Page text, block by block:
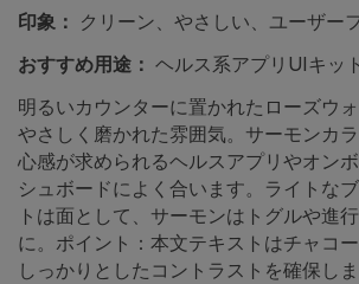
印象：
クリーン、やさしい、ユーザー
おすすめ用途： ヘルス系アプリUIキット
明るいカウンターに置かれたローズウォ
やさしく磨かれた雰囲気。サーモンカ
心感が求められるヘルスアプリやオン
シュボードによく合います。ライトな
トは面として、サーモンはトグルや進
に。ポイント：本文テキストはチャコ
しっかりとしたコントラストを確保しま